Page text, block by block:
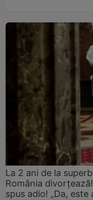
La 2 ani de la
România
spus adio! „Da, este